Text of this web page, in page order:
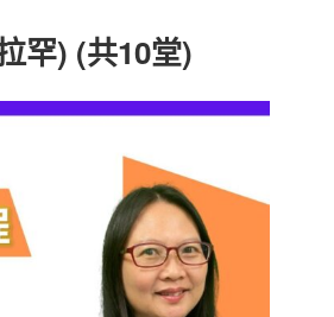
罕) (共10堂)